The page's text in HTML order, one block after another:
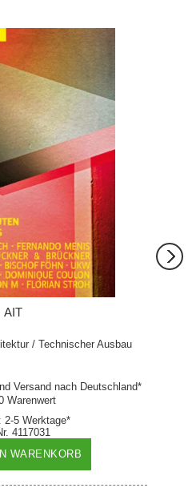
AIT
/ Technischer Ausbau
Versand nach Deutschland*
Warenwert
2-5 Werktage*
4117031
WARENKORB